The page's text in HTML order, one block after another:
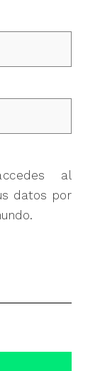
al
datos por